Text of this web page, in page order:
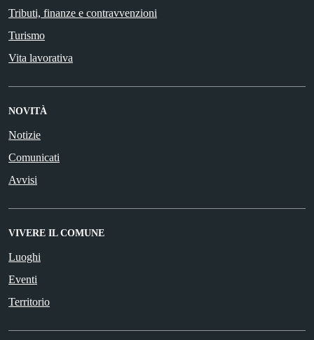
Tributi, finanze e contravvenzioni
Turismo
Vita lavorativa
NOVITÀ
Notizie
Comunicati
Avvisi
VIVERE IL COMUNE
Luoghi
Eventi
Territorio